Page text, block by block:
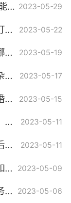
旷工会被开除吗 长期旷工被开除能领失业金吗？ 2023-05-29
他人未经授权擅自代投保人签名订立保险合同是一种无权代理行为吗？ 2023-05-22
交通事故认定中逃逸事故情形有哪些？交通成因无法查清情形是什么？ 2023-05-19
侵占公司财产刑事拘留的程序复杂吗？侵占公司财产罪如何定罪？侵占公司财产刑事拘留期限是多久？ 2023-05-17
无效婚姻会造成什么后果？无效婚姻的诉讼时效是多久？ 2023-05-15
关于旅游保险合同中的注意事项？保险合同采用哪些形式签订？ 2023-05-11
开标流程没有时间限制吗？开标后多久公示中标结果？ 2023-05-11
城镇医疗漏交怎么办？城镇医疗如何补交吗？ 2023-05-09
夫妻个人债务怎么认定？哪些债务是夫妻共同债务？ 2023-05-06